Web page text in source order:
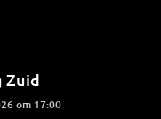
Zuid
om 17:00